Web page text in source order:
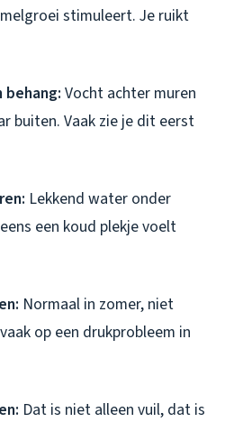
stimuleert. Je ruikt
Vocht achter muren
buiten. Vaak zie je dit eerst
Lekkend water onder
een koud plekje voelt
Normaal in zomer, niet
op een drukprobleem in
Dat is niet alleen vuil, dat is